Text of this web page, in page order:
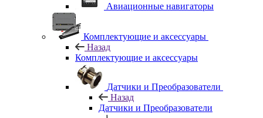
Авиационные навигаторы
Комплектующие и аксессуары
Назад
Комплектующие и аксессуары
Датчики и Преобразователи
Назад
Датчики и Преобразователи